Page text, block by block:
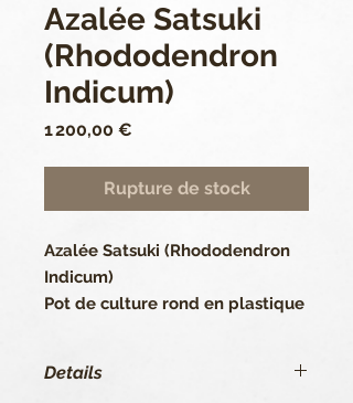
Azalée Satsuki
(Rhododendron
Indicum)
1 200,00 €
Rupture de stock
Azalée Satsuki (Rhododendron
Indicum)
Pot de culture rond en plastique
53 cm. Pot de 11 cm.
Details